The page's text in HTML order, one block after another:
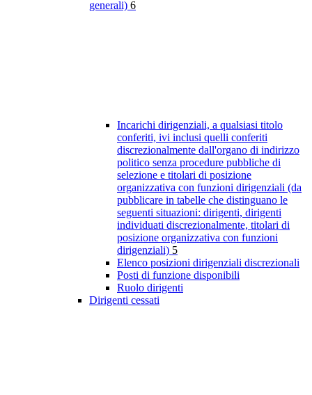
generali) 6
Incarichi dirigenziali, a qualsiasi titolo
conferiti, ivi inclusi quelli conferiti
discrezionalmente dall'organo di indirizzo
politico senza procedure pubbliche di
selezione e titolari di posizione
organizzativa con funzioni dirigenziali (da
pubblicare in tabelle che distinguano le
seguenti situazioni: dirigenti, dirigenti
individuati discrezionalmente, titolari di
posizione organizzativa con funzioni
dirigenziali) 5
Elenco posizioni dirigenziali discrezionali
Posti di funzione disponibili
Ruolo dirigenti
Dirigenti cessati